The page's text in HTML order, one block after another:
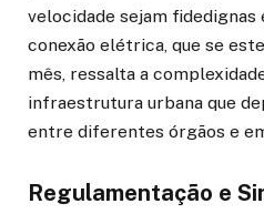
velocidade sejam fidedignas
conexão elétrica, que se
mês, ressalta a
infraestrutura urbana que
entre diferentes órgãos e
Regulamentação e